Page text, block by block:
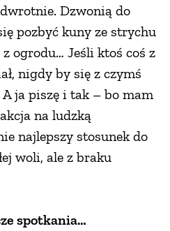
Dzwonią do
pozbyć kuny ze strychu
ogrodu… Jeśli ktoś coś z
nigdy by się z czymś
ja piszę i tak – bo mam
na ludzką
najlepszy stosunek do
woli, ale z braku
spotkania…